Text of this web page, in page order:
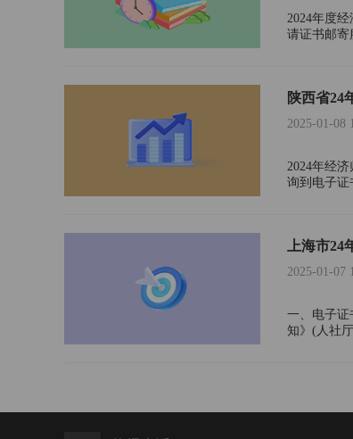
2024年度
请证书邮寄
陕西省24
2025-01-08
2024年经
询到电子证
上海市
2025-01-07
一、电子证
知》(人社